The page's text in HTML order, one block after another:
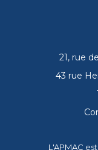
21, rue
43 rue
L'APMAC